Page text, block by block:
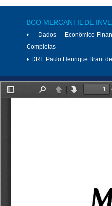
BCO MERCANTIL DE
Dados Econômico-
Completas
DRI: Paulo Henrique Brant